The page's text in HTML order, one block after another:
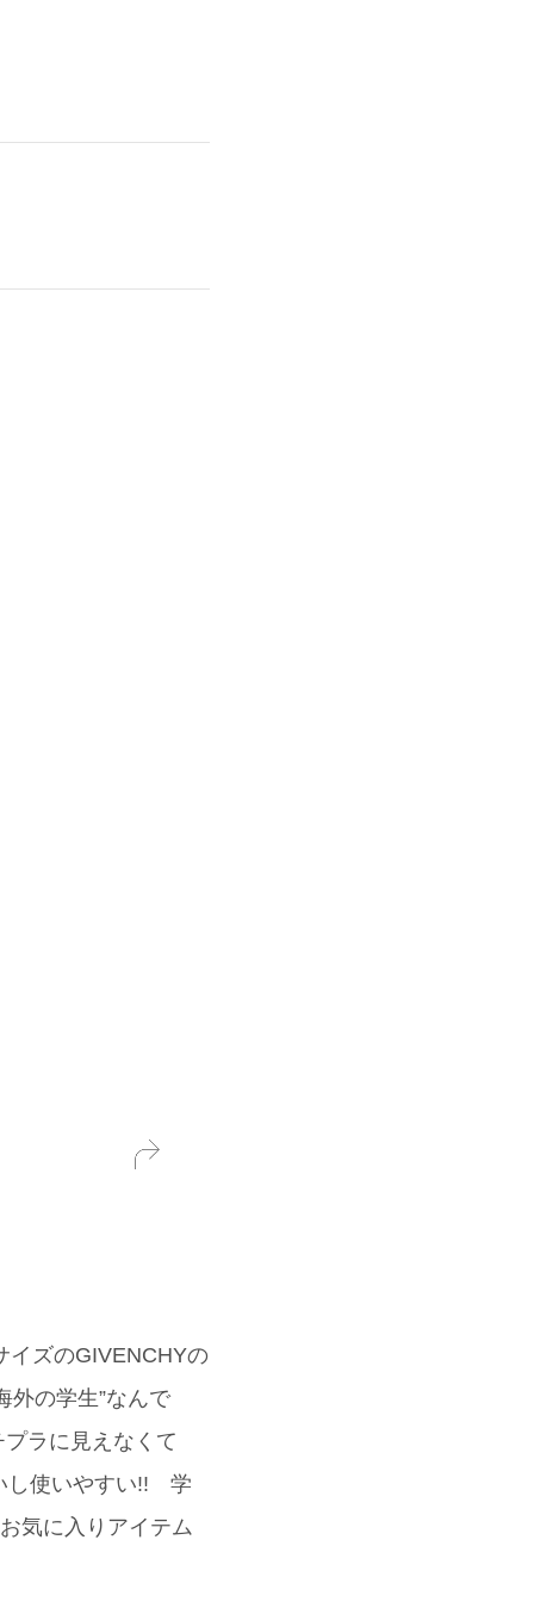
イズのGIVENCHYの
外の学生”なんで
ラに見えなくて
し使いやすい!! 学
気に入りアイテム